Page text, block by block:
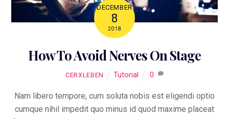
DECEMBER
8
2018
How To Avoid Nerves On Stage
CERXLEBEN Tutorial 0
Nam libero tempore, cum soluta nobis est eligendi optio
cumque nihil impedit quo minus id quod maxime placeat